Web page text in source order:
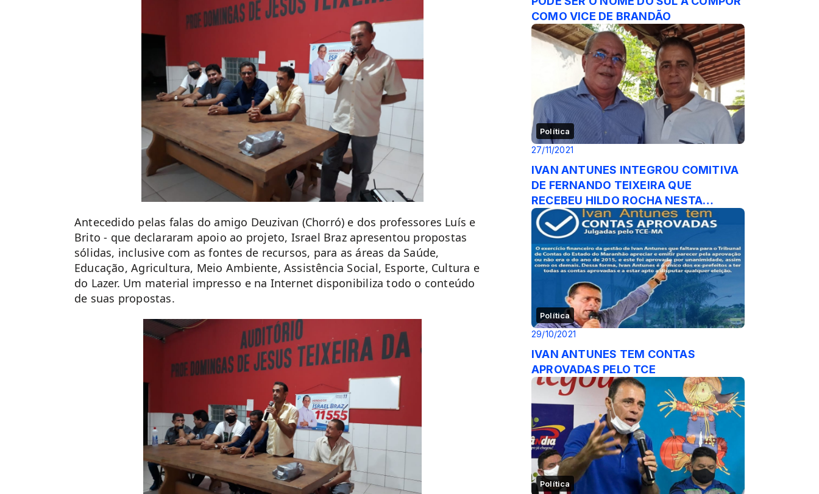
Antecedido pelas falas do amigo Deuzivan (Chorró) e dos professores Luís e
Brito - que declararam apoio ao projeto, Israel Braz apresentou propostas
sólidas, inclusive com as fontes de recursos, para as áreas da Saúde,
Educação, Agricultura, Meio Ambiente, Assistência Social, Esporte, Cultura e
do Lazer. Um material impresso e na Internet disponibiliza todo o conteúdo
de suas propostas.
COMO VICE DE BRANDÃO
Política
27/11/2021
IVAN ANTUNES INTEGROU COMITIVA
DE FERNANDO TEIXEIRA QUE
RECEBEU HILDO ROCHA NESTA
SEXTA, 26/11/2021
Política
29/10/2021
IVAN ANTUNES TEM CONTAS
APROVADAS PELO TCE
Política